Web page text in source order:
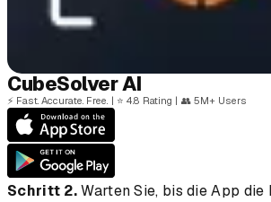
CubeSolverAI
⚡ Fast. Accurate. Free. | ⭐ 4.8 Rating | 👥5M+ Users
Schritt 2.Warten Sie, bis die App die